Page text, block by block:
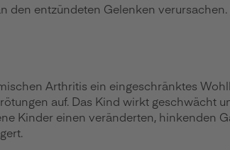
entzündeten Gelenken
Arthritis ein eingeschränktes
auf. Das Kind wirkt geschwächt
Kinder einen veränderten, hinkenden